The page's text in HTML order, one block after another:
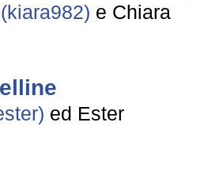
e Chiara
ed Ester